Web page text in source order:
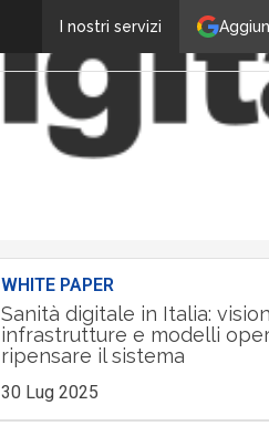
I nostri servizi
WHITE PAPER
Sanità digitale in Italia:
infrastrutture e modelli
ripensare il sistema
30 Lug 2025